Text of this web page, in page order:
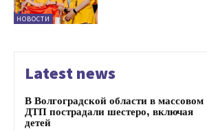
НОВОСТИ
Latest news
В Волгоградской области в массовом
ДТП пострадали шестеро, включая
детей